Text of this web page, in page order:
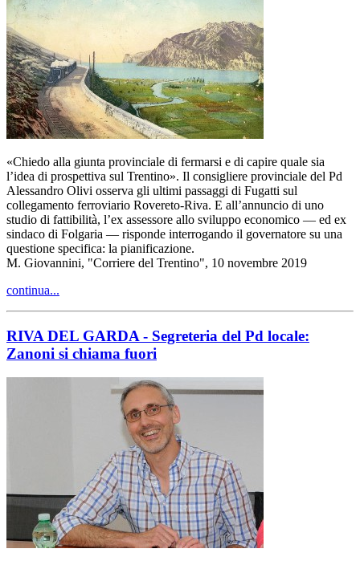
«Chiedo alla giunta provinciale di fermarsi e di capire quale sia
l’idea di prospettiva sul Trentino». Il consigliere provinciale del Pd
Alessandro Olivi osserva gli ultimi passaggi di Fugatti sul
collegamento ferroviario Rovereto-Riva. E all’annuncio di uno
studio di fattibilità, l’ex assessore allo sviluppo economico — ed ex
sindaco di Folgaria — risponde interrogando il governatore su una
questione specifica: la pianificazione.
M. Giovannini, "Corriere del Trentino", 10 novembre 2019
continua...
RIVA DEL GARDA - Segreteria del Pd locale:
Zanoni si chiama fuori